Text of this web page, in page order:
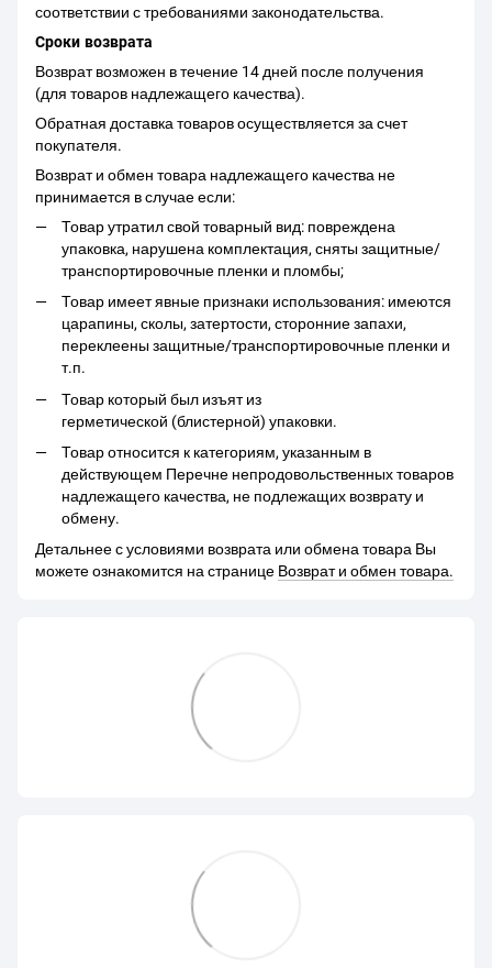
соответствии с требованиями законодательства.
Сроки возврата
Возврат возможен в течение 14 дней после получения
(для товаров надлежащего качества).
Обратная доставка товаров осуществляется за счет
покупателя.
Возврат и обмен товара надлежащего качества не
принимается в случае если:
Товар утратил свой товарный вид: повреждена
упаковка, нарушена комплектация, сняты защитные/
транспортировочные пленки и пломбы;
Товар имеет явные признаки использования: имеются
царапины, сколы, затертости, сторонние запахи,
переклеены защитные/транспортировочные пленки и
т.п.
Товар который был изъят из
герметической (блистерной) упаковки.
Товар относится к категориям, указанным в
действующем Перечне непродовольственных товаров
надлежащего качества, не подлежащих возврату и
обмену.
Детальнее с условиями возврата или обмена товара Вы
можете ознакомится на странице Возврат и обмен товара.